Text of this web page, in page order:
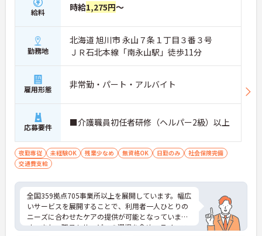
給料 時給1,275円～
勤務地
北海道 旭川市 永山７条１丁目３番３号
ＪＲ石北本線「南永山駅」徒歩11分
雇用形態 非常勤・パート・アルバイト
応募要件 ■介護職員初任者研修（ヘルパー2級）以上
夜勤専従 未経験OK 残業少なめ 無資格OK 日勤のみ
社会保険完備
交通費支給
全国359拠点705事業所以上を展開しています。幅広
いサービスを展開することで、利用者一人ひとりの
ニーズに合わせたケアの提供が可能となっていま
す。また、職員もサービスの選択を含め、ライフス